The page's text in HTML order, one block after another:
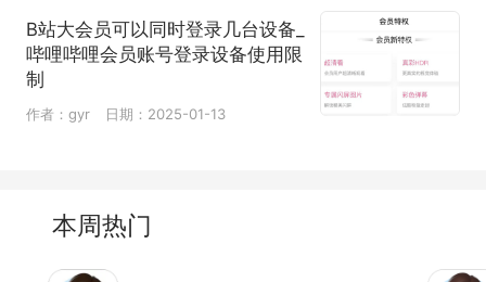
B站大会员可以同时登录几台设备_
哔哩哔哩会员账号登录设备使用限
制
作者：gyr 日期：2025-01-13
本周热门